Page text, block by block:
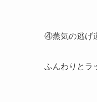
④蒸気の逃げ
ふんわりとラ